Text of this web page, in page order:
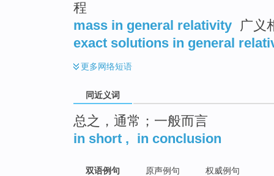
程
mass in general relativity 广义
exact solutions in general
更多网络短语
同近义词
总之，通常；一般而言
in short , in conclusion
双语例句 原声例句 权威例句